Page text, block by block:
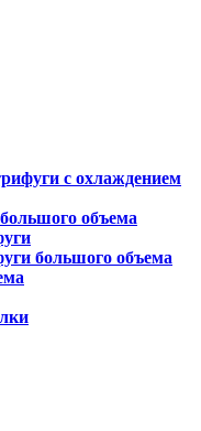
с охлаждением
объема
большого объема